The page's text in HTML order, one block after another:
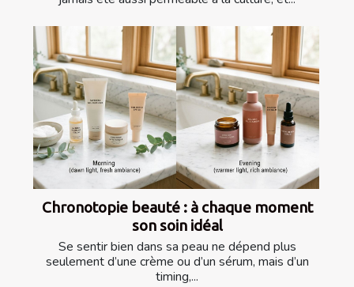
Chronotopie beauté : à chaque moment
son soin idéal
Se sentir bien dans sa peau ne dépend plus
seulement d’une crème ou d’un sérum, mais d’un
timing,...